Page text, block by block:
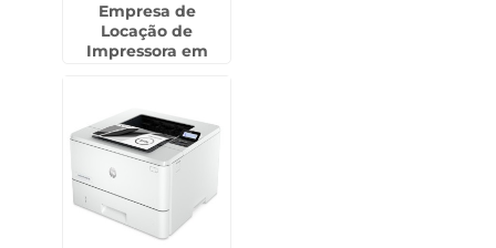
Empresa de
Locação de
Impressora em